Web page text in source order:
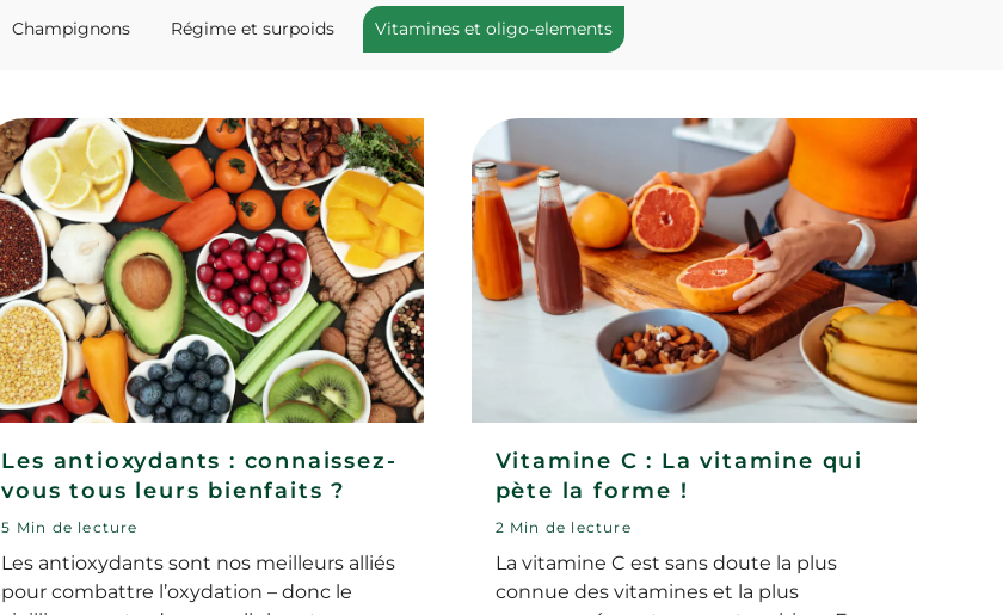
Champignons Régime et surpoids Vitamines et oligo-elements
Les antioxydants : connaissez-
vous tous leurs bienfaits ?
5 Min de lecture
Les antioxydants sont nos meilleurs alliés
pour combattre l’oxydation – donc le
Vitamine C : La vitamine qui
pète la forme !
2 Min de lecture
La vitamine C est sans doute la plus
connue des vitamines et la plus